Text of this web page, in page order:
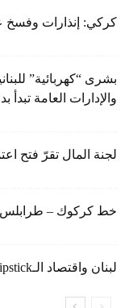
كركي: إنذارات وفسخ
بشرى “كهربائية”
والإدارات العامة تبدأ
لجنة المال تقرّ فتح
خط كركوك –
لبنان واقتصاد الـLipstick: من الاستثمار إلى التجميل والرفاهية